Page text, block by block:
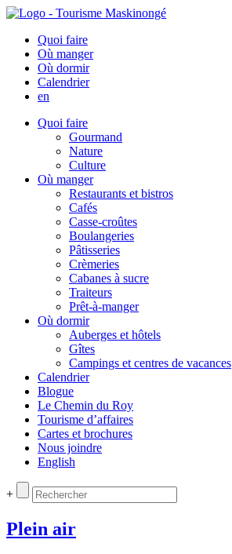
Quoi faire
Où manger
Où dormir
Calendrier
en
Quoi faire
Gourmand
Nature
Culture
Où manger
Restaurants et bistros
Cafés
Casse-croûtes
Boulangeries
Pâtisseries
Crèmeries
Cabanes à sucre
Traiteurs
Prêt-à-manger
Où dormir
Auberges et hôtels
Gîtes
Campings et centres de vacances
Calendrier
Blogue
Le Chemin du Roy
Tourisme d’affaires
Cartes et brochures
Nous joindre
English
+
Plein air